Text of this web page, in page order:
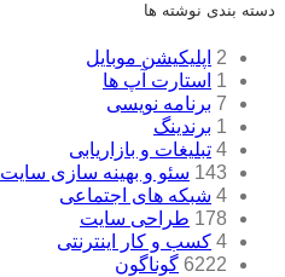
دسته بندی نوشته ها
2 اپلیکیشن موبایل
1 استارت آپ ها
7 برنامه نویسی
1 برندینگ
4 تبلیغات و بازاریابی
143 سئو و بهینه سازی سایت
4 شبکه های اجتماعی
178 طراحی سایت
4 کسب و کار اینترنتی
6222 گوناگون